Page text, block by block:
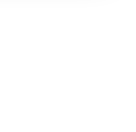
detaylı bilgi için Ayarlar
ve sitemizde ilgili